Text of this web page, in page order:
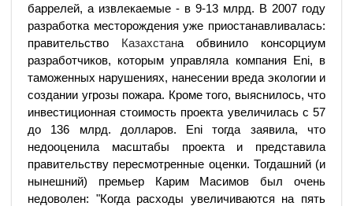
баррелей, а извлекаемые - в 9-13 млрд. В 2007 году
разработка месторождения уже приостанавливалась:
правительство Казахстана обвинило консорциум
разработчиков, которым управляла компания Eni, в
таможенных нарушениях, нанесении вреда экологии и
создании угрозы пожара. Кроме того, выяснилось, что
инвестиционная стоимость проекта увеличилась с 57
до 136 млрд. долларов. Eni тогда заявила, что
недооценила масштабы проекта и представила
правительству пересмотренные оценки. Тогдашний (и
нынешний) премьер Карим Масимов был очень
недоволен: "Когда расходы увеличиваются на пять